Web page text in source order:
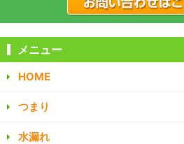
メニュー
HOME
つまり
水漏れ